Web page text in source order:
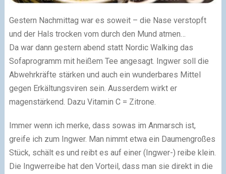
Gestern Nachmittag war es soweit – die Nase verstopft
und der Hals trocken vom durch den Mund atmen…
Da war dann gestern abend statt Nordic Walking das
Sofaprogramm mit heißem Tee angesagt. Ingwer soll die
Abwehrkräfte stärken und auch ein wunderbares Mittel
gegen Erkältungsviren sein. Ausserdem wirkt er
magenstärkend. Dazu Vitamin C = Zitrone.
Immer wenn ich merke, dass sowas im Anmarsch ist,
greife ich zum Ingwer. Man nimmt etwa ein Daumengroßes
Stück, schält es und reibt es auf einer (Ingwer-) reibe klein.
Die Ingwerreibe hat den Vorteil, dass man sie direkt in die